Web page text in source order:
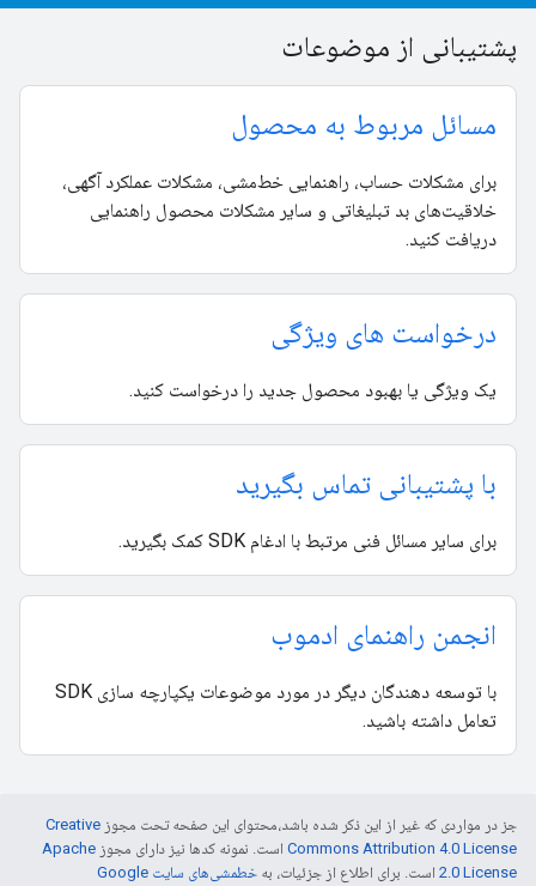
پشتیبانی از موضوعات
مسائل مربوط به محصول
برای مشکلات حساب، راهنمایی خط‌مشی، مشکلات عملکرد آگهی،
خلاقیت‌های بد تبلیغاتی و سایر مشکلات محصول راهنمایی
دریافت کنید.
درخواست های ویژگی
یک ویژگی یا بهبود محصول جدید را درخواست کنید.
با پشتیبانی تماس بگیرید
برای سایر مسائل فنی مرتبط با ادغام SDK کمک بگیرید.
انجمن راهنمای ادموب
با توسعه دهندگان دیگر در مورد موضوعات یکپارچه سازی SDK
تعامل داشته باشید.
جز در مواردی که غیر از این ذکر شده باشد،‌محتوای این صفحه تحت مجوز Creative
Commons Attribution 4.0 License است. نمونه کدها نیز دارای مجوز Apache
2.0 License است. برای اطلاع از جزئیات، به
خطمشی‌های سایت Google